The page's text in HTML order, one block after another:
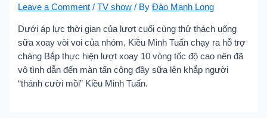
Leave a Comment /TV show / ByĐào Mạnh Long
Dưới áp lực thời gian của lượt cuối cùng thử thách uống
sữa xoay vòi voi của nhóm, Kiều Minh Tuấn chạy ra hỗ trợ
chàng Bắp thực hiện lượt xoay 10 vòng tốc độ cao nên đã
vô tình dẫn đến màn tấn công đầy sữa lên khắp người
“thánh cười mồi” Kiều Minh Tuấn.